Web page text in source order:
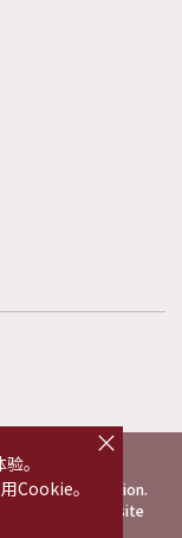
by the Association.
of the Website
。
Cookie。
o
s